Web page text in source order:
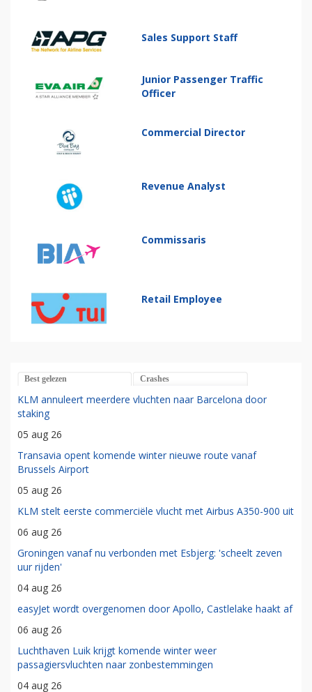
Sales Support Staff
Junior Passenger Traffic
Officer
Commercial Director
Revenue Analyst
Commissaris
Retail Employee
Best gelezen Crashes
KLM annuleert meerdere vluchten naar Barcelona door
staking
05 aug 26
Transavia opent komende winter nieuwe route vanaf
Brussels Airport
05 aug 26
KLM stelt eerste commerciële vlucht met Airbus A350-900 uit
06 aug 26
Groningen vanaf nu verbonden met Esbjerg: 'scheelt zeven
uur rijden'
04 aug 26
easyJet wordt overgenomen door Apollo, Castlelake haakt af
06 aug 26
Luchthaven Luik krijgt komende winter weer
passagiersvluchten naar zonbestemmingen
04 aug 26